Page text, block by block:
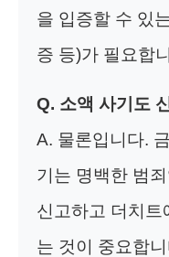
을 입증할 수 있
증 등)가 필요합
Q. 소액 사기도
A. 물론입니다.
기는 명백한 범
신고하고 더치
는 것이 중요합